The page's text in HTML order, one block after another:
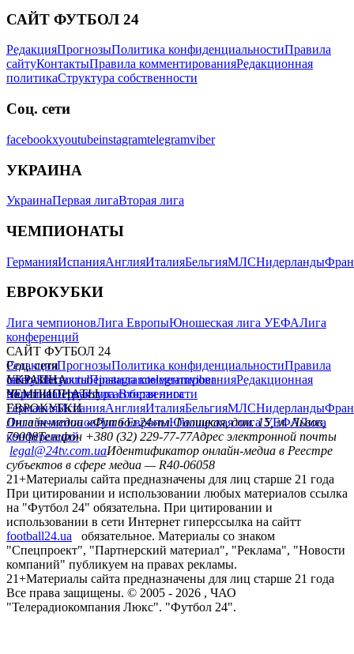
САЙТ ФУТБОЛ 24
РедакцияПрогнозыПолитика конфиденциальностиПравила
сайтуКонтактыПравила комментированияРедакционная
политикаСтруктура собственности
Соц. сети
facebookxyoutubeinstagramtelegramviber
УКРАИНА
УкраинаПервая лигаВторая лига
ЧЕМПИОНАТЫ
ГерманияИспанияАнглияИталияБельгияМЛСНидерланды
ЕВРОКУБКИ
Лига чемпионовЛига ЕвропыЮношеская лига УЕФАЛига
конференций
САЙТ ФУТБОЛ 24
РедакцияПрогнозыПолитика конфиденциальностиПравила
сайтуКонтактыПравила комментированияРедакционная
политикаСтруктура собственности
Соц. сети
facebookxyoutubeinstagramtelegramviber
УКРАИНА
УкраинаПервая лигаВторая лига
ЧЕМПИОНАТЫ
ГерманияИспанияАнглияИталияБельгияМЛСНидерланды
ЕВРОКУБКИ
Лига чемпионовЛига ЕвропыЮношеская лига УЕФАЛига
конференций
Онлайн-медиа «Футбол 24»пл. Галицкая, дом. 15, м. Львов,
79008Телефон +380 (32) 229-77-77Адрес электронной почты
legal@24tv.com.uaИдентификатор онлайн-медиа в Реестре
субъектов в сфере медиа — R40-06058
21+Материалы сайта предназначены для лиц старше 21 года
При цитировании и использовании любых материалов ссылка
на "Футбол 24" обязательна. При цитировании и
использовании в сети Интернет гиперссылка на сайтт
football24.ua
обязательное. Материалы со знаком
"Спецпроект", "Партнерский материал", "Реклама", "Новости
компаний" публикуем на правах рекламы.
21+Материалы сайта предназначены для лиц старше 21 года
Все права защищены. © 2005 - 2026 , ЧАО
"Телерадиокомпания Люкс". "Футбол 24".